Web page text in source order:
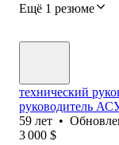
Ещё 1 резюме
технический
руководитель
59 лет •
3 000 $